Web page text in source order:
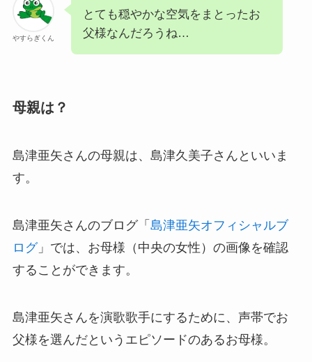
やすらぎくん
とても穏やかな空気をまとったお
父様なんだろうね…
母親は？
島津亜矢さんの母親は、島津久美子さんといいま
す。
島津亜矢さんのブログ「 島津亜矢オフィシャルブ
ログ」では、お母様（中央の女性）の画像を確認
することができます。
島津亜矢さんを演歌歌手にするために、声帯でお
父様を選んだというエピソードのあるお母様。